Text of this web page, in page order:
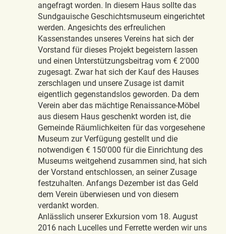
angefragt worden. In diesem Haus sollte das
Sundgauische Geschichtsmuseum eingerichtet
werden. Angesichts des erfreulichen
Kassenstandes unseres Vereins hat sich der
Vorstand für dieses Projekt begeistern lassen
und einen Unterstützungsbeitrag vom € 2'000
zugesagt. Zwar hat sich der Kauf des Hauses
zerschlagen und unsere Zusage ist damit
eigentlich gegenstandslos geworden. Da dem
Verein aber das mächtige Renaissance-Möbel
aus diesem Haus geschenkt worden ist, die
Gemeinde Räumlichkeiten für das vorgesehene
Museum zur Verfügung gestellt und die
notwendigen € 150'000 für die Einrichtung des
Museums weitgehend zusammen sind, hat sich
der Vorstand entschlossen, an seiner Zusage
festzuhalten. Anfangs Dezember ist das Geld
dem Verein überwiesen und von diesem
verdankt worden.
Anlässlich unserer Exkursion vom 18. August
2016 nach Lucelles und Ferrette werden wir uns